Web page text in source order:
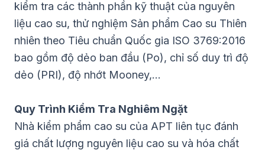
kiểm tra các thành phần kỹ thuật của nguyên
liệu cao su, thử nghiệm Sản phẩm Cao su Thiên
nhiên theo Tiêu chuẩn Quốc gia ISO 3769:2016
bao gồm độ dẻo ban đầu (Po), chỉ số duy trì độ
dẻo (PRI), độ nhớt Mooney,…
Quy Trình Kiểm Tra Nghiêm Ngặt
Nhà kiểm phẩm cao su của APT liên tục đánh
giá chất lượng nguyên liệu cao su và hóa chất